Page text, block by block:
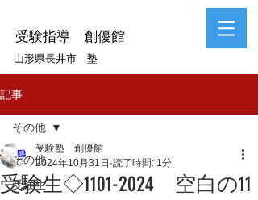
受験指導 創優館
山形県長井市 塾
記事
その他
受験生
その他
受験生◇1101-2024 空白の11
受験塾 創優館
2024年10月31日 読了時間: 1分